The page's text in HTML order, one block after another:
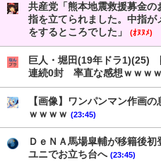
共産党「熊本地震救援募金
指を立てられました。中指
をするところでした」
(ｵﾇﾇﾒ)
巨人・堀田(19年ドラ1)(25)
連続0封 率直な感想ｗｗｗ
【画像】ワンパンマン作画
ｗｗｗｗ (23:45)
ＤｅＮＡ馬場皐輔が移籍後
ユニでお立ち台へ (23:45)